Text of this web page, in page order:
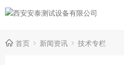
首页 新闻资讯 技术专栏